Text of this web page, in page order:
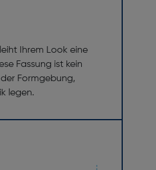
Ihrem Look eine
Fassung ist kein
Formgebung,
legen.